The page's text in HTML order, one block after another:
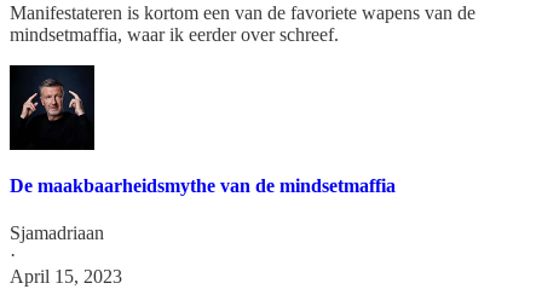
Manifestateren is kortom een van de favoriete wapens van de
mindsetmaffia, waar ik eerder over schreef.
De maakbaarheidsmythe van de mindsetmaffia
Sjamadriaan
·
April 15, 2023